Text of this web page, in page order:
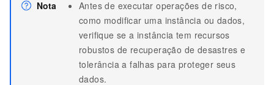
Nota
Antes de executar operações de risco,
como modificar uma instância ou dados,
verifique se a instância tem recursos
robustos de recuperação de desastres e
tolerância a falhas para proteger seus
dados.